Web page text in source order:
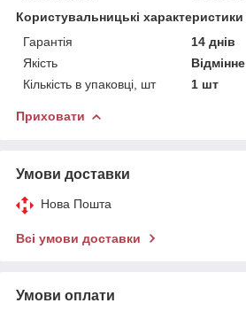
Користувальницькі характеристики
Гарантія
14 днів
Якість
Відмінне
Кількість в упаковці, шт
1 шт
Приховати
Умови доставки
Нова Пошта
Всі умови доставки
Умови оплати